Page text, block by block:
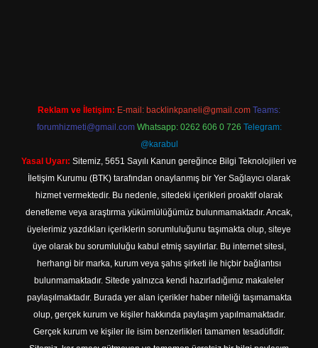
Reklam ve İletişim: E-mail: backlinkpaneli@gmail.com Teams:
forumhizmeti@gmail.com Whatsapp: 0262 606 0 726 Telegram:
@karabul
Yasal Uyarı: Sitemiz, 5651 Sayılı Kanun gereğince Bilgi Teknolojileri ve
İletişim Kurumu (BTK) tarafından onaylanmış bir Yer Sağlayıcı olarak
hizmet vermektedir. Bu nedenle, sitedeki içerikleri proaktif olarak
denetleme veya araştırma yükümlülüğümüz bulunmamaktadır. Ancak,
üyelerimiz yazdıkları içeriklerin sorumluluğunu taşımakta olup, siteye
üye olarak bu sorumluluğu kabul etmiş sayılırlar. Bu internet sitesi,
herhangi bir marka, kurum veya şahıs şirketi ile hiçbir bağlantısı
bulunmamaktadır. Sitede yalnızca kendi hazırladığımız makaleler
paylaşılmaktadır. Burada yer alan içerikler haber niteliği taşımamakta
olup, gerçek kurum ve kişiler hakkında paylaşım yapılmamaktadır.
Gerçek kurum ve kişiler ile isim benzerlikleri tamamen tesadüfidir.